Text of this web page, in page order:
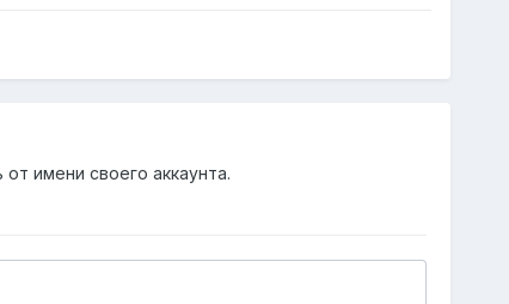
от имени своего аккаунта.